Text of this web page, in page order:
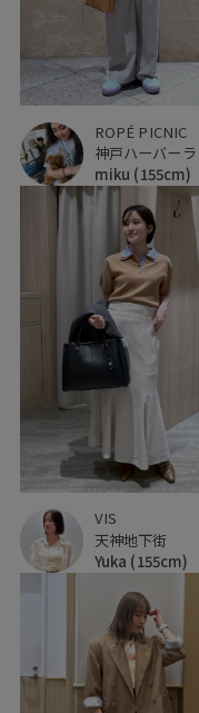
ROPÉ PICNIC
miku (155cm)
VIS
天神地下街
Yuka (155cm)